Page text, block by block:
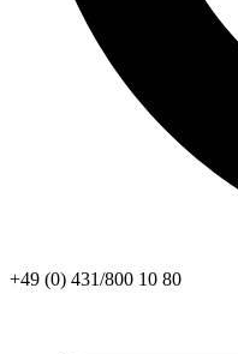
+49 (0) 431/800 10 80